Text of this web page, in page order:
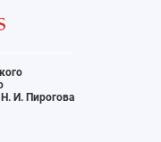
И. Пирогова